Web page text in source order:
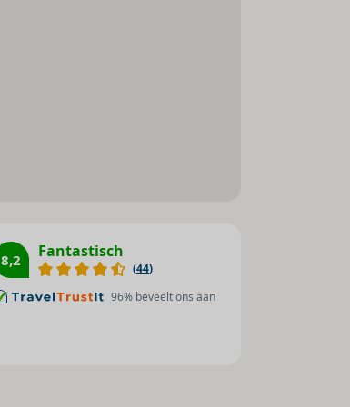
Kano : 1
Waterfiets : 1
Tafeltennis : 1
8,2 Fantastisch
(44)
96% beveelt ons aan